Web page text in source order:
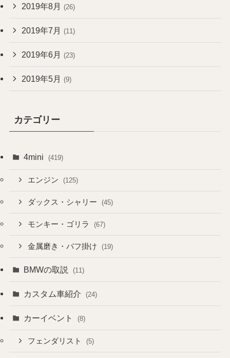
2019年8月 (26)
2019年7月 (11)
2019年6月 (23)
2019年5月 (9)
カテゴリー
4mini (419)
エンジン (125)
ダックス・シャリー (45)
モンキー・ゴリラ (67)
金属磨き・バフ掛け (19)
BMWの取説 (11)
カスタム車紹介 (24)
カーイベント (8)
フェンダリスト (5)